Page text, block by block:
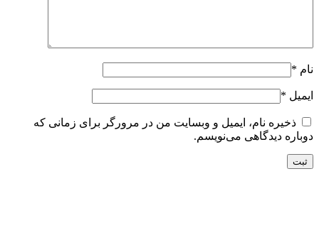
نام *
ایمیل *
ذخیره نام، ایمیل و وبسایت من در مرورگر برای زمانی که
دوباره دیدگاهی می‌نویسم.